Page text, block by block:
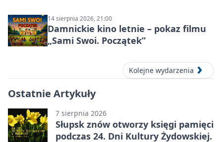
14 sierpnia 2026, 21:00
Damnickie kino letnie – pokaz filmu
„Sami Swoi. Początek”
Kolejne wydarzenia
Ostatnie Artykuły
7 sierpnia 2026
Słupsk znów otworzy księgi pamięci
podczas 24. Dni Kultury Żydowskiej.